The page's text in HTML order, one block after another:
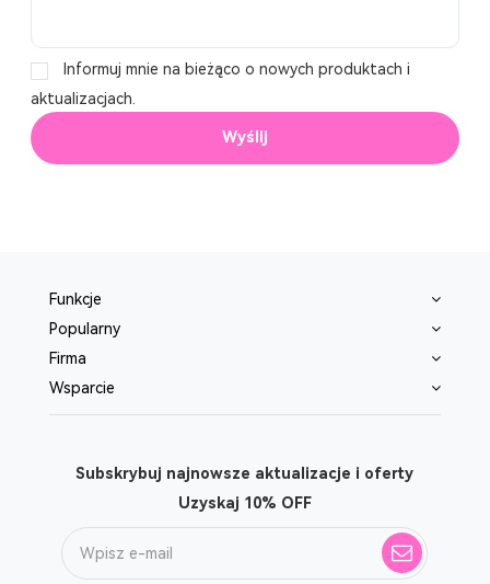
Informuj mnie na bieżąco o nowych produktach i
aktualizacjach.
Wyślij
Funkcje
Popularny
Firma
Wsparcie
Subskrybuj najnowsze aktualizacje i oferty
Uzyskaj 10% OFF